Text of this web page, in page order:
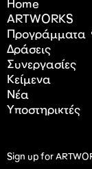
Home
ARTWORKS
Προγράμματα
Δράσεις
Συνεργασίες
Κείμενα
Nέα
Υποστηρικτές
Sign up for